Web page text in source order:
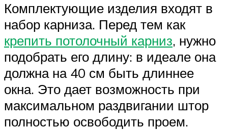
Комплектующие изделия входят в
набор карниза. Перед тем как
крепить потолочный карниз, нужно
подобрать его длину: в идеале она
должна на 40 см быть длиннее
окна. Это дает возможность при
максимальном раздвигании штор
полностью освободить проем.